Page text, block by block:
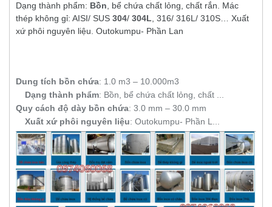
Dạng thành phẩm: Bồn , bể chứa chất lỏng, chất rắn. Mác
thép không gỉ: AISI/ SUS 304/ 304L , 316/ 316L/ 310S… Xuất
xứ phôi nguyên liệu. Outokumpu- Phần Lan
Dung tích bồn chứa‎: ‎1.0 m3 – 10.000m3
Dạng thành phẩm‎: ‎Bồn, bể chứa chất lỏng, chất ...
Quy cách độ dày bồn chứa‎: ‎3.0 mm – 30.0 mm
Xuất xứ phôi nguyên liệu‎: ‎Outokumpu- Phần L...